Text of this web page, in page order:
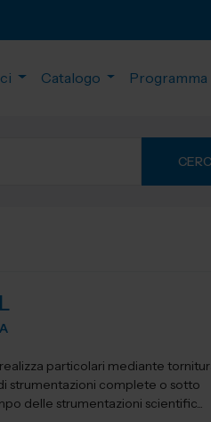
Catalogo Programma
particolari mediante
strumentazioni complete o sotto
delle strumentazioni scientific...